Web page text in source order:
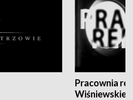
Pracownia